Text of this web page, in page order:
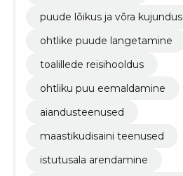
puude lõikus ja võra kujundus
ohtlike puude langetamine
toalillede reisihooldus
ohtliku puu eemaldamine
aiandusteenused
maastikudisaini teenused
istutusala arendamine